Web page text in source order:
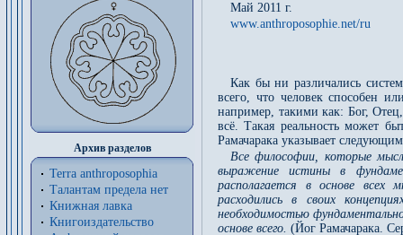
Архив разделов
Terra anthroposophia
Талантам предела нет
Книжная лавка
Книгоиздательство
Май 2011 г.
www.anthroposophie.net/ru
Как бы ни различались
всего, что человек способен
например, такими как: Бог,
всё. Такая реальность может
Рамачарака указывает
Все философии, которые
выражение истины в
располагается в основе
расходились в своих
необходимостью
основе всего. (Йог Рамачарака.